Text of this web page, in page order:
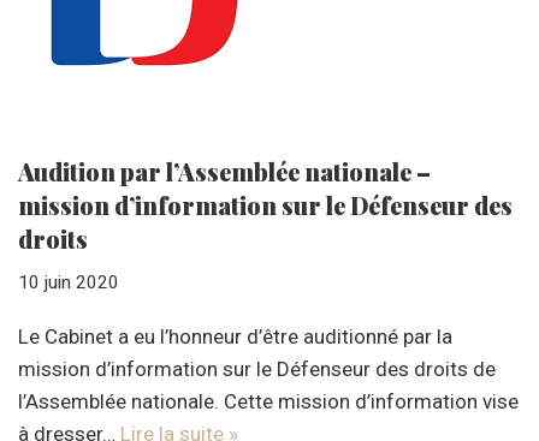
Audition par l’Assemblée nationale –
mission d’information sur le Défenseur des
droits
10 juin 2020
Le Cabinet a eu l’honneur d’être auditionné par la
mission d’information sur le Défenseur des droits de
l’Assemblée nationale. Cette mission d’information vise
à dresser… Lire la suite »